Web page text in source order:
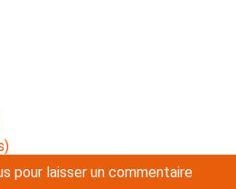
pour laisser un commentaire